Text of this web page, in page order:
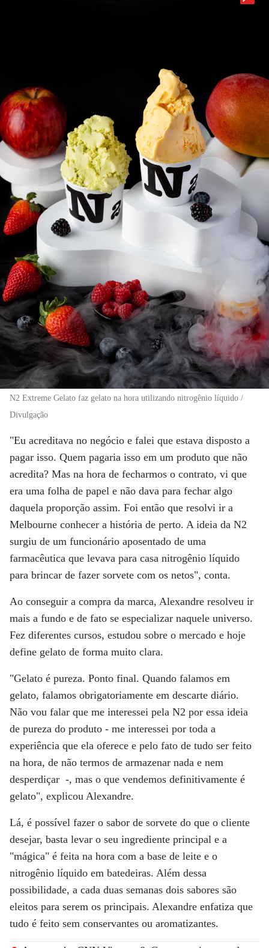
N2 Extreme Gelato faz gelato na hora utilizando nitrogênio líquido /
Divulgação
"Eu acreditava no negócio e falei que estava disposto a
pagar isso. Quem pagaria isso em um produto que não
acredita? Mas na hora de fecharmos o contrato, vi que
era uma folha de papel e não dava para fechar algo
daquela proporção assim. Foi então que resolvi ir a
Melbourne conhecer a história de perto. A ideia da N2
surgiu de um funcionário aposentado de uma
farmacêutica que levava para casa nitrogênio líquido
para brincar de fazer sorvete com os netos", conta.
Ao conseguir a compra da marca, Alexandre resolveu ir
mais a fundo e de fato se especializar naquele universo.
Fez diferentes cursos, estudou sobre o mercado e hoje
define gelato de forma muito clara.
"Gelato é pureza. Ponto final. Quando falamos em
gelato, falamos obrigatoriamente em descarte diário.
Não vou falar que me interessei pela N2 por essa ideia
de pureza do produto - me interessei por toda a
experiência que ela oferece e pelo fato de tudo ser feito
na hora, de não termos de armazenar nada e nem
desperdiçar -, mas o que vendemos definitivamente é
gelato", explicou Alexandre.
Lá, é possível fazer o sabor de sorvete do que o cliente
desejar, basta levar o seu ingrediente principal e a
"mágica" é feita na hora com a base de leite e o
nitrogênio líquido em batedeiras. Além dessa
possibilidade, a cada duas semanas dois sabores são
eleitos para serem os principais. Alexandre enfatiza que
tudo é feito sem conservantes ou aromatizantes.